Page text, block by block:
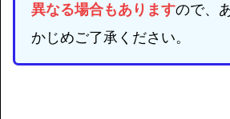
異なる場合もありますので、
かじめご了承ください。